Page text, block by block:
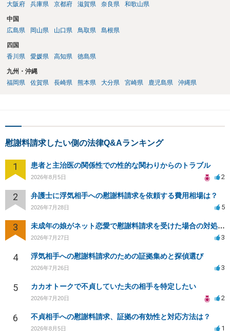
大阪府
兵庫県 京都府 滋賀県 奈良県 和歌山県
中国
広島県
岡山県 山口県 鳥取県 島根県
四国
香川県
愛媛県 高知県 徳島県
九州・沖縄
福岡県
佐賀県 長崎県 熊本県 大分県 宮崎県 鹿児島県 沖縄県
慰謝料請求したい側の法律Q&Aランキング
1 患者と主治医の関係性での性的な関わりからのトラブル
2026年8月5日 2
2 弁護士に浮気相手への慰謝料請求を依頼する費用相場は？
2026年7月28日 5
3 未成年の娘がネット恋愛で慰謝料請求を受けた場合の対処法は？
2026年7月27日 3
4 浮気相手への慰謝料請求のための証拠集めと探偵選び
2026年7月26日 3
5 カカオトークで不貞していた夫の相手を特定したい
2026年7月20日 2
6 不貞相手への慰謝料請求、証拠の有効性と対応方法は？
2026年8月5日 1